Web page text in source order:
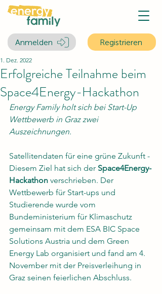
Anmelden Registrieren
Erfolgreiche Teilnahme beim
Space4Energy-Hackathon
1. Dez. 2022
Energy Family holt sich bei Start-Up
Wettbewerb in Graz zwei
Auszeichnungen.
Satellitendaten für eine grüne Zukunft -
Diesem Ziel hat sich der Space4Energy-
Hackathon verschrieben. Der
Wettbewerb für Start-ups und
Studierende wurde vom
Bundeministerium für Klimaschutz
gemeinsam mit dem ESA BIC Space
Solutions Austria und dem Green
Energy Lab organisiert und fand am 4.
November mit der Preisverleihung in
Graz seinen feierlichen Abschluss.